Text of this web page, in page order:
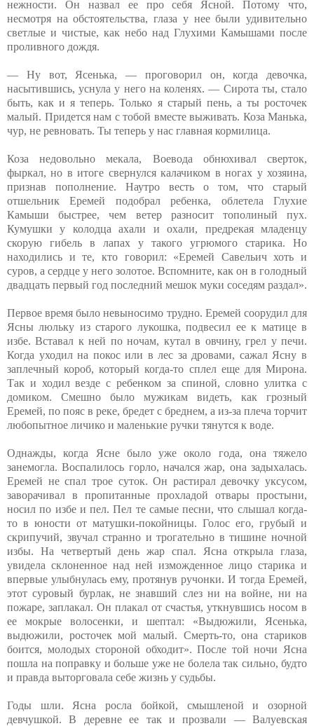
нежности. Он назвал ее про себя Ясной. Потому что,
несмотря на обстоятельства, глаза у нее были удивительно
светлые и чистые, как небо над Глухими Камышами после
проливного дождя.
— Ну вот, Ясенька, — проговорил он, когда девочка,
насытившись, уснула у него на коленях. — Сирота ты, стало
быть, как и я теперь. Только я старый пень, а ты росточек
малый. Придется нам с тобой вместе выживать. Коза Манька,
чур, не ревновать. Ты теперь у нас главная кормилица.
Коза недовольно мекала, Воевода обнюхивал сверток,
фыркал, но в итоге свернулся калачиком в ногах у хозяина,
признав пополнение. Наутро весть о том, что старый
отшельник Еремей подобрал ребенка, облетела Глухие
Камыши быстрее, чем ветер разносит тополиный пух.
Кумушки у колодца ахали и охали, предрекая младенцу
скорую гибель в лапах у такого угрюмого старика. Но
находились и те, кто говорил: «Еремей Савельич хоть и
суров, а сердце у него золотое. Вспомните, как он в голодный
двадцать первый год последний мешок муки соседям раздал».
Первое время было невыносимо трудно. Еремей соорудил для
Ясны люльку из старого лукошка, подвесил ее к матице в
избе. Вставал к ней по ночам, кутал в овчину, грел у печи.
Когда уходил на покос или в лес за дровами, сажал Ясну в
заплечный короб, который когда-то сплел еще для Мирона.
Так и ходил везде с ребенком за спиной, словно улитка с
домиком. Смешно было мужикам видеть, как грозный
Еремей, по пояс в реке, бредет с бреднем, а из-за плеча торчит
любопытное личико и маленькие ручки тянутся к воде.
Однажды, когда Ясне было уже около года, она тяжело
занемогла. Воспалилось горло, начался жар, она задыхалась.
Еремей не спал трое суток. Он растирал девочку уксусом,
заворачивал в пропитанные прохладой отвары простыни,
носил по избе и пел. Пел те самые песни, что слышал когда-
то в юности от матушки-покойницы. Голос его, грубый и
скрипучий, звучал странно и трогательно в тишине ночной
избы. На четвертый день жар спал. Ясна открыла глаза,
увидела склоненное над ней изможденное лицо старика и
впервые улыбнулась ему, протянув ручонки. И тогда Еремей,
этот суровый бурлак, не знавший слез ни на войне, ни на
пожаре, заплакал. Он плакал от счастья, уткнувшись носом в
ее мокрые волосенки, и шептал: «Выдюжили, Ясенька,
выдюжили, росточек мой малый. Смерть-то, она стариков
боится, молодых стороной обходит». После той ночи Ясна
пошла на поправку и больше уже не болела так сильно, будто
и правда выторговала себе жизнь у судьбы.
Годы шли. Ясна росла бойкой, смышленой и озорной
девчушкой. В деревне ее так и прозвали — Валуевская